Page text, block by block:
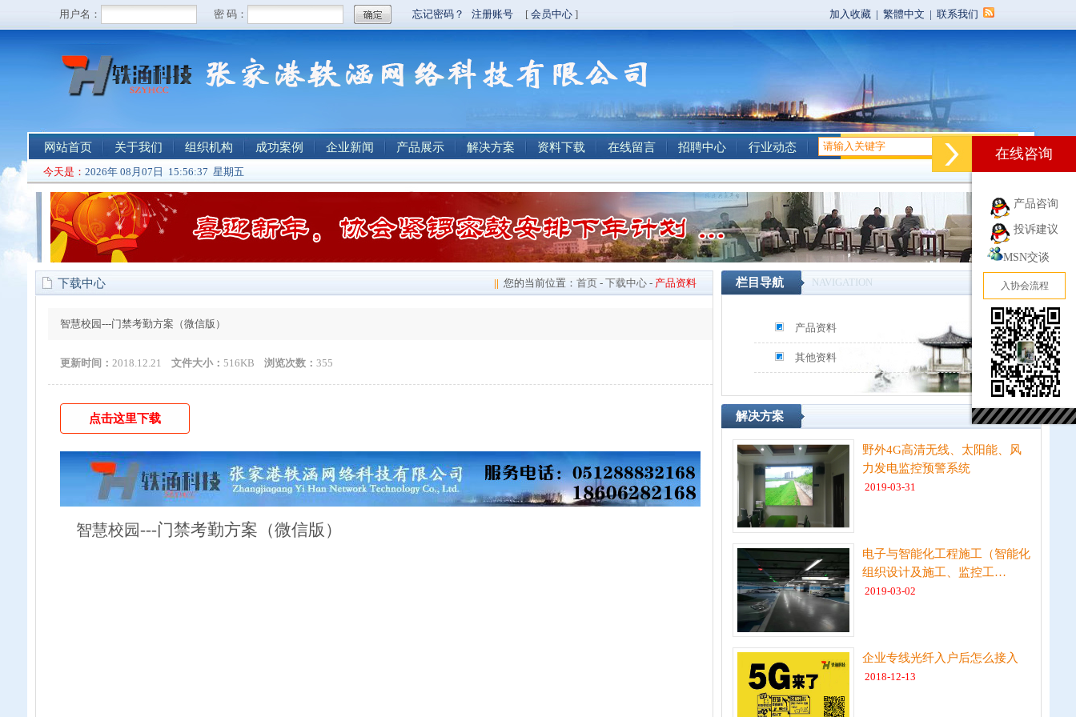
加入收藏 | 繁體中文 | 联系我们
网站首页 关于我们 组织机构 成功案例 企业新闻 产品展示 解决方案 资料下载 在线留言 招聘中心 行业动态
今天是： 2026年 08月07日 15:56:37 星期五
下载中心 || 您的当前位置： 首页- 下载中心- 产品资料
智慧校园---门禁考勤方案（微信版）
更新时间： 2018.12.21 文件大小： 516KB 浏览次数： 355
点击这里下载
智慧校园---门禁考勤方案（微信版）
栏目导航 NAVIGATION
产品资料
其他资料
解决方案 更多>>
野外4G高清无线、太阳能、风
力发电监控预警系统
2019-03-31
电子与智能化工程施工（智能化
组织设计及施工、监控工…
2019-03-02
企业专线光纤入户后怎么接入
2018-12-13
在线咨询
产品咨询
投诉建议
MSN交谈
入协会流程